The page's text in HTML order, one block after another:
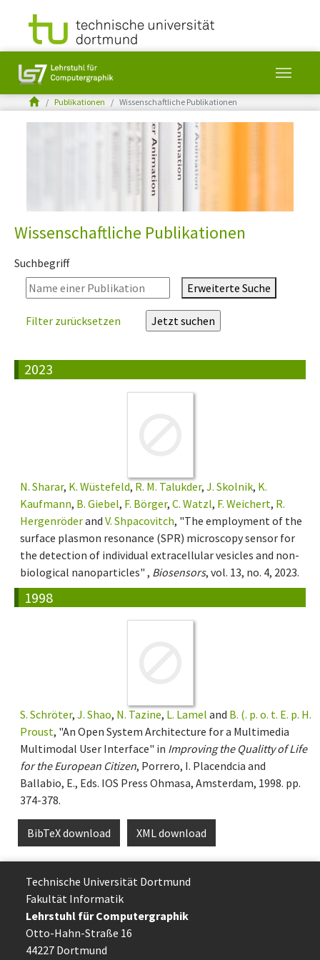
You are here:Publikationen Wissenschaftliche Publikationen
Wissenschaftliche Publikationen
Suchbegriff
Erweiterte Suche
Filter zurücksetzen
2023
N. Sharar, K. Wüstefeld, R. M. Talukder, J. Skolnik, K.
Kaufmann, B. Giebel, F. Börger, C. Watzl, F. Weichert, R.
Hergenröderand V. Shpacovitch, "The employment of the
surface plasmon resonance (SPR) microscopy sensor for
the detection of individual extracellular vesicles and non-
biological nanoparticles" , Biosensors, vol. 13, no. 4, 2023.
1998
S. Schröter, J. Shao, N. Tazine, L. Lamel and B. (. p. o. t. E. p. H.
Proust, "An Open System Architecture for a Multimedia
Multimodal User Interface" in Improving the Qualitty of Life
for the European Citizen, Porrero, I. Placendcia and
Ballabio, E., Eds. IOS Press Ohmasa, Amsterdam, 1998. pp.
374-378.
BibTeX download XML download
Technische Uni­ver­si­tät Dort­mund
Fakultät Informatik
Lehrstuhl für Computergraphik
Otto-Hahn-Straße 16
44227 Dort­mund